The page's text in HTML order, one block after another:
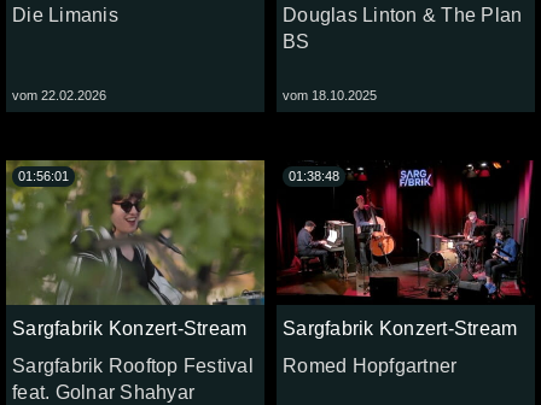
Die Limanis
vom 22.02.2026
Douglas Linton & The Plan
BS
vom 18.10.2025
Sargfabrik Konzert-Stream
Sargfabrik Rooftop Festival
feat. Golnar Shahyar
01:56:01
Sargfabrik Konzert-Stream
Romed Hopfgartner
01:38:48